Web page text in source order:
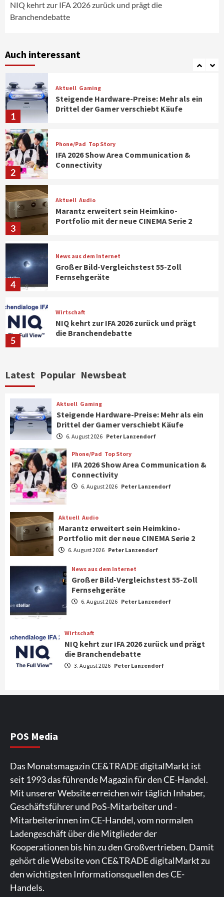
NIQ kehrt zur IFA 2026 zurück und prägt die
Branchendebatte
Auch interessant
6
7
Klimageräte und Ventilatoren
1
Aktuell Gaming
Steigende Hardware-Preise: Mehr als ein
Drittel der Gamer verschiebt Käufe
2
Phone/Pad Top Story
IFA 2026 Show Area Communication &
Connectivity
3
Aktuell Audio
Marantz erweitert sein Heimkino-
Portfolio mit der neue CINEMA Serie 2
4
News aus dem Internet
Großer Bild-Vergleichstest 55-Zoll
Fernsehgeräte
5
Wirtschaft
NIQ kehrt zur IFA 2026 zurück und prägt
die Branchendebatte
6
CHERRY baut Vertriebsteam in
7
Smart Living Top Story
Verbraucher setzen immer mehr auf
1
Aktuell Gaming
Steigende Hardware-Preise: Mehr als ein
Drittel der Gamer verschiebt Käufe
2
Phone/Pad Top Story
IFA 2026 Show Area Communication &
Aktuell Audio
Marantz erweitert sein Heimkino-
Portfolio mit der neue CINEMA Serie 2
News aus dem Internet
Großer Bild-Vergleichstest 55-Zoll
Fernsehgeräte
5
6
CHERRY baut Vertriebsteam in
strategisch wichtigen Märkten aus
7
Smart Living Top Story
Verbraucher setzen immer mehr auf
Klimageräte und Ventilatoren
Latest Popular Newsbeat
Aktuell Gaming
Steigende Hardware-Preise: Mehr als ein
Drittel der Gamer verschiebt Käufe
6. August 2026 Peter Lanzendorf
Phone/Pad Top Story
IFA 2026 Show Area Communication &
Connectivity
6. August 2026 Peter Lanzendorf
Aktuell Audio
Marantz erweitert sein Heimkino-
Portfolio mit der neue CINEMA Serie 2
6. August 2026 Peter Lanzendorf
News aus dem Internet
Großer Bild-Vergleichstest 55-Zoll
Fernsehgeräte
6. August 2026 Peter Lanzendorf
Wirtschaft
NIQ kehrt zur IFA 2026 zurück und prägt
die Branchendebatte
3. August 2026 Peter Lanzendorf
POS Media
Das Monatsmagazin CE&TRADE digitalMarkt ist
seit 1993 das führende Magazin für den CE-Handel.
Mit unserer Website erreichen wir täglich Inhaber,
Geschäftsführer und PoS-Mitarbeiter und -
Mitarbeiterinnen im CE-Handel, vom normalen
Ladengeschäft über die Mitglieder der
Kooperationen bis hin zu den Großvertrieben. Damit
gehört die Website von CE&TRADE digitalMarkt zu
den wichtigsten Informationsquellen des CE-
Handels.